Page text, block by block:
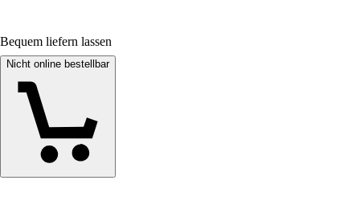
Bequem liefern lassen
Nicht online bestellbar